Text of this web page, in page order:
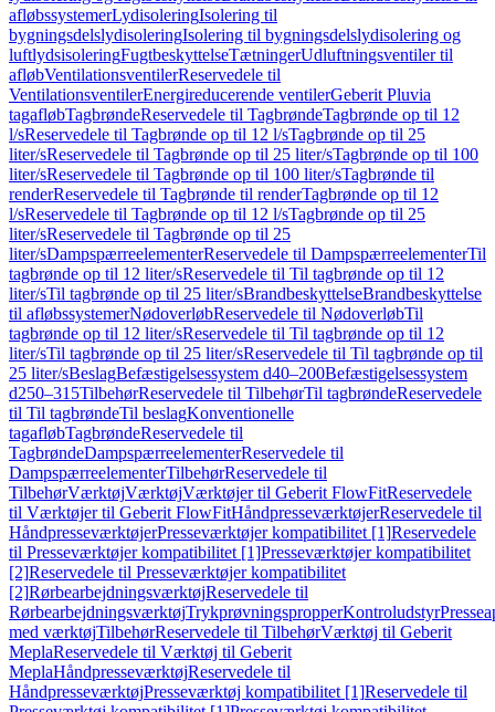
afløbssystemerLydisoleringIsolering til
bygningsdelslydisoleringIsolering til bygningsdelslydisolering og
luftlydsisoleringFugtbeskyttelseTætningerUdluftningsventiler til
afløbVentilationsventilerReservedele til
VentilationsventilerEnergireducerende ventilerGeberit Pluvia
tagafløbTagbrøndeReservedele til TagbrøndeTagbrønde op til 12
l/sReservedele til Tagbrønde op til 12 l/sTagbrønde op til 25
liter/sReservedele til Tagbrønde op til 25 liter/sTagbrønde op til 100
liter/sReservedele til Tagbrønde op til 100 liter/sTagbrønde til
renderReservedele til Tagbrønde til renderTagbrønde op til 12
l/sReservedele til Tagbrønde op til 12 l/sTagbrønde op til 25
liter/sReservedele til Tagbrønde op til 25
liter/sDampspærreelementerReservedele til DampspærreelementerTil
tagbrønde op til 12 liter/sReservedele til Til tagbrønde op til 12
liter/sTil tagbrønde op til 25 liter/sBrandbeskyttelseBrandbeskyttelse
til afløbssystemerNødoverløbReservedele til NødoverløbTil
tagbrønde op til 12 liter/sReservedele til Til tagbrønde op til 12
liter/sTil tagbrønde op til 25 liter/sReservedele til Til tagbrønde op til
25 liter/sBeslagBefæstigelsessystem d40–200Befæstigelsessystem
d250–315TilbehørReservedele til TilbehørTil tagbrøndeReservedele
til Til tagbrøndeTil beslagKonventionelle
tagafløbTagbrøndeReservedele til
TagbrøndeDampspærreelementerReservedele til
DampspærreelementerTilbehørReservedele til
TilbehørVærktøjVærktøjVærktøjer til Geberit FlowFitReservedele
til Værktøjer til Geberit FlowFitHåndpresseværktøjerReservedele til
HåndpresseværktøjerPresseværktøjer kompatibilitet [1]Reservedele
til Presseværktøjer kompatibilitet [1]Presseværktøjer kompatibilitet
[2]Reservedele til Presseværktøjer kompatibilitet
[2]RørbearbejdningsværktøjReservedele til
RørbearbejdningsværktøjTrykprøvningspropperKontroludstyr
med værktøjTilbehørReservedele til TilbehørVærktøj til Geberit
MeplaReservedele til Værktøj til Geberit
MeplaHåndpresseværktøjReservedele til
HåndpresseværktøjPresseværktøj kompatibilitet [1]Reservedele til